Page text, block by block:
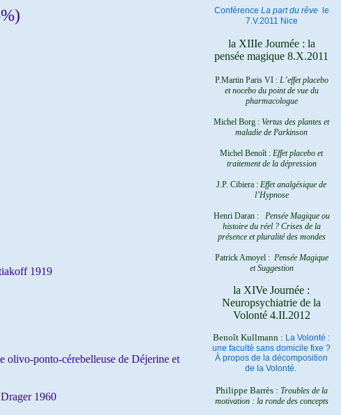
1919
olivo-ponto-cérebelleuse de Déjerine et
1960
Conférence La part du rêve
le
7.V.2011 Nice
la XIIIe Journée : la
pensée magique 8.X.2011
P.Martin Paris VI : L’effet placebo
et nocebo du point de vue du
pharmacologue
Michel Borg : Vertus des plantes et
maladie de Parkinson
Michel Benoît : Effet placebo et
traitement de la dépression
J.P. Cibiera : Effet analgésique de
l’Hypnose
Henri Daran : Pensée Magique ou
histoire du réel ?Crises de la
présence et pluralité des mondes
Patrick Amoyel : Pensée Magique
et Suggestion
la XIVe Journée :
Neuropsychiatrie de la
Volonté 4.II.2012
Benoît Kullmann : La Volonté :
une faculté sans domicile fixe ?
À propos de la décomposition
de la Volonté.
Philippe Barrès : Troubles de la
motivation : la ronde des concepts